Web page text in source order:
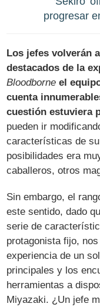
progresar
Los jefes volverán
destacados de la
Bloodborne el
cuenta
cuestión estuviera
pueden ir
características de
posibilidades era
caballeros, otros
Sin embargo, el
este sentido, dado
serie de
protagonista fijo,
experiencia de un
principales y los
herramientas a
Miyazaki. ¿Un jefe